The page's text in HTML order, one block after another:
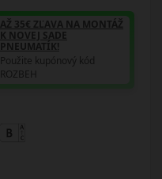
AŽ 35€ ZĽAVA NA MONTÁŽ
K NOVEJ SADE
PNEUMATÍK!
Použite kupónový kód
ROZBEH